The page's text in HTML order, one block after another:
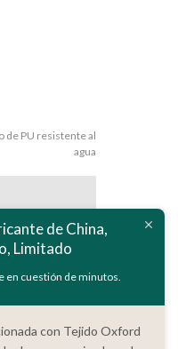
PU resistente al
agua
de China,
Limitado
cuestión de minutos.
con Tejido Oxford